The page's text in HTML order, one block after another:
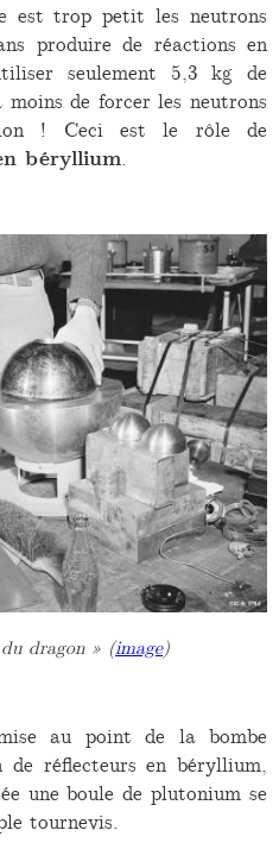
est trop petit les neutrons
produire de réactions en
seulement 5,3 kg de
de forcer les neutrons
! Ceci est le rôle de
béryllium
dragon » (image)
au point de la bombe
réflecteurs en béryllium,
une boule de plutonium se
tournevis.